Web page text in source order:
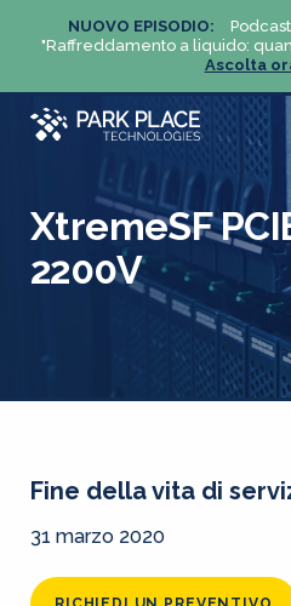
NUOVO EPISODIO:
"Raffreddamento a liquido:
Ascolta
XtremeSF
2200V
Fine della vita di
31 marzo 2020